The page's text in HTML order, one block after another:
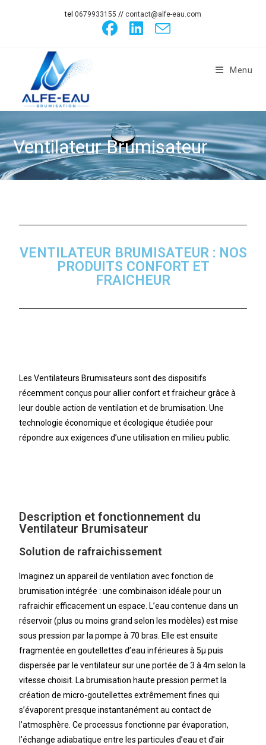
tel 0679933155 // contact@alfe-eau.com
Menu
Ventilateur Brumisateur
VENTILATEUR BRUMISATEUR : NOS
PRODUITS CONFORT ET
FRAICHEUR
Les Ventilateurs Brumisateurs sont des dispositifs
récemment conçus pour allier confort et fraicheur grâce à
leur double action de ventilation et de brumisation. Une
technologie économique et écologique étudiée pour
répondre aux exigences d’une utilisation en milieu public.
Description et fonctionnement du
Ventilateur Brumisateur
Solution de rafraichissement
Imaginez un appareil de ventilation avec fonction de
brumisation intégrée : une combinaison idéale pour un
rafraichir efficacement un espace. L’eau contenue dans un
réservoir (plus ou moins grand selon les modèles) est mise
sous pression par la pompe à 70 bras. Elle est ensuite
fragmentée en goutellettes d’eau inférieures à 5µ puis
dispersée par le ventilateur sur une portée de 3 à 4m selon la
vitesse choisit. La brumisation haute pression permet la
création de micro-goutellettes extrêmement fines qui
s’évaporent presque instantanément au contact de
l’atmosphère. Ce processus fonctionne par évaporation,
l’échange adiabatique entre les particules d’eau et d’air